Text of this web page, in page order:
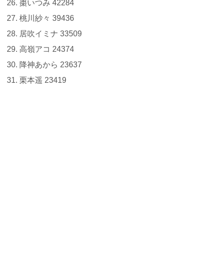
棗いつみ 42284
桃川紗々 39436
居吹イミナ 33509
高嶺アコ 24374
降神あから 23637
栗本遥 23419